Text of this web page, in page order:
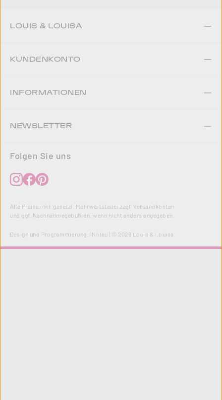
LOUIS & LOUISA
KUNDENKONTO
INFORMATIONEN
NEWSLETTER
Folgen Sie uns
Alle Preise inkl. gesetzl. Mehrwertsteuer zzgl. Versandkosten
und ggf. Nachnahmegebühren, wenn nicht anders angegeben.
Design und Programmierung: INblau | © 2026 Louis & Louisa